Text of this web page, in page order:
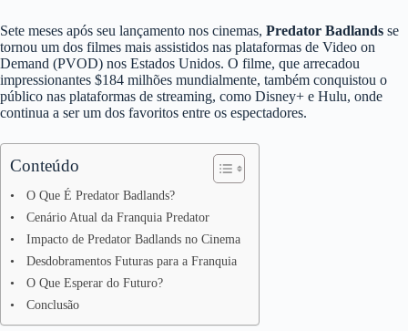
Sete meses após seu lançamento nos cinemas, Predator Badlands se
tornou um dos filmes mais assistidos nas plataformas de Video on
Demand (PVOD) nos Estados Unidos. O filme, que arrecadou
impressionantes $184 milhões mundialmente, também conquistou o
público nas plataformas de streaming, como Disney+ e Hulu, onde
continua a ser um dos favoritos entre os espectadores.
Conteúdo
O Que É Predator Badlands?
Cenário Atual da Franquia Predator
Impacto de Predator Badlands no Cinema
Desdobramentos Futuras para a Franquia
O Que Esperar do Futuro?
Conclusão